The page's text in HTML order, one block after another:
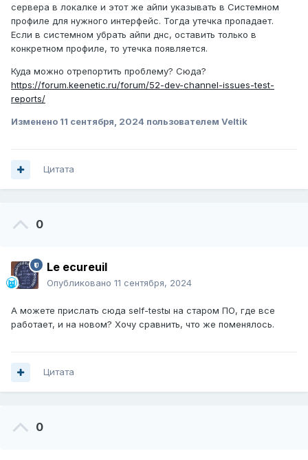
сервера в локалке и этот же айпи указывать в Системном
профиле для нужного интерфейс. Тогда утечка пропадает.
Если в системном убрать айпи днс, оставить только в
конкретном профиле, то утечка появляется.
Куда можно отрепортить проблему? Сюда?
https://forum.keenetic.ru/forum/52-dev-channel-issues-test-
reports/
Изменено 11 сентября, 2024 пользователем Veltik
Цитата
0
Le ecureuil
Опубликовано 11 сентября, 2024
А можете прислать сюда self-testы на старом ПО, где все
работает, и на новом? Хочу сравнить, что же поменялось.
Цитата
0